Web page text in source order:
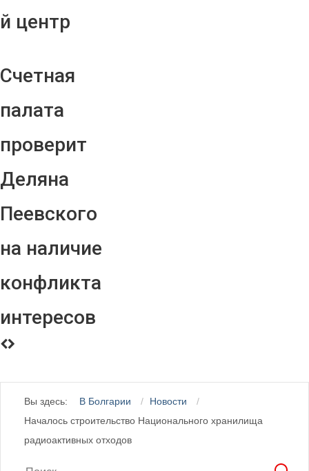
й центр
Счетная
палата
проверит
Деляна
Пеевского
на наличие
конфликта
интересов
Вы здесь: В Болгарии
Новости
Началось строительство Национального хранилища
радиоактивных отходов